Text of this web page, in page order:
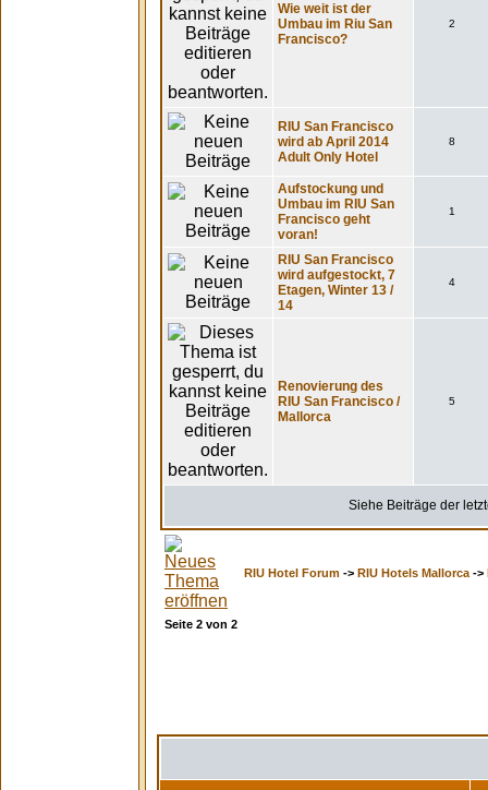
Wie weit ist der
Umbau im Riu San
Francisco?
2
RIU San Francisco
wird ab April 2014
Adult Only Hotel
8
Aufstockung und
Umbau im RIU San
Francisco geht
voran!
1
RIU San Francisco
wird aufgestockt, 7
Etagen, Winter 13 /
14
4
Renovierung des
RIU San Francisco /
Mallorca
5
Siehe Beiträge der
RIU Hotel Forum -> RIU Hotels Mallorca ->
Seite 2 von 2